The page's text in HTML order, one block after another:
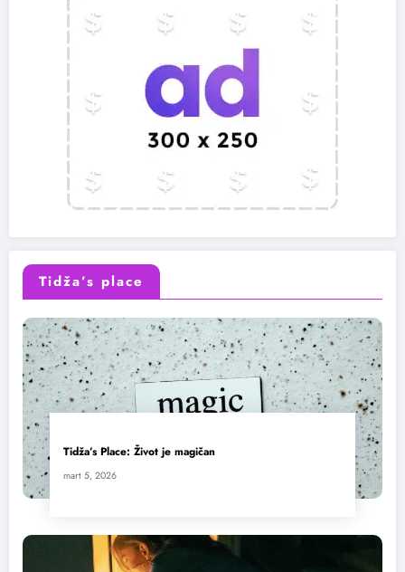
Tidža’s place
Tidža’s Place: Život je magičan
mart 5, 2026